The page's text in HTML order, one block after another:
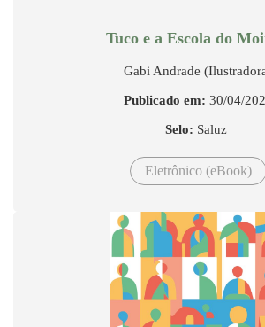
Tuco e a Escola do
Gabi Andrade
Publicado em: 30/04/
Selo: Saluz
Eletrônico (eBook)